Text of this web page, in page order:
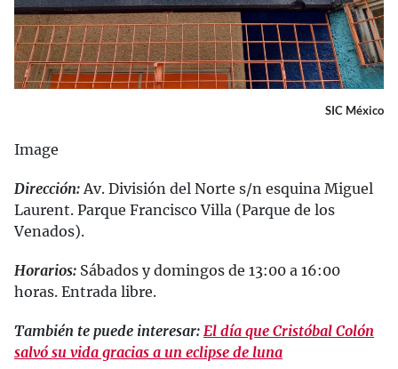
SIC México
Image
Dirección:Av. División del Norte s/n esquina Miguel
Laurent. Parque Francisco Villa (Parque de los
Venados).
Horarios: Sábados y domingos de 13:00 a 16:00
horas. Entrada libre.
También te puede interesar: El día que Cristóbal Colón
salvó su vida gracias a un eclipse de luna